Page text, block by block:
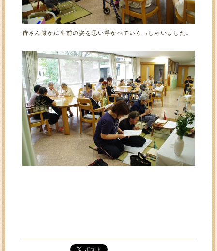
皆さん厳かに生前の姿を思い浮かべていらっしゃいました。